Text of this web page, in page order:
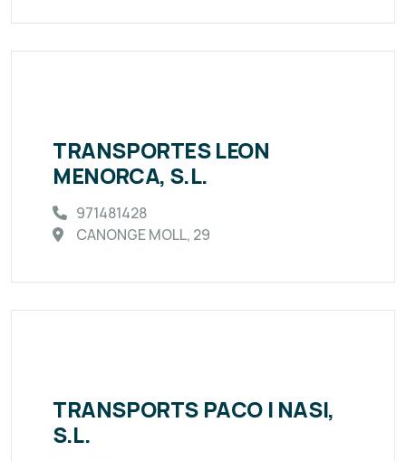
TRANSPORTES LEON
MENORCA, S.L.
971481428
CANONGE MOLL, 29
TRANSPORTS PACO I NASI,
S.L.